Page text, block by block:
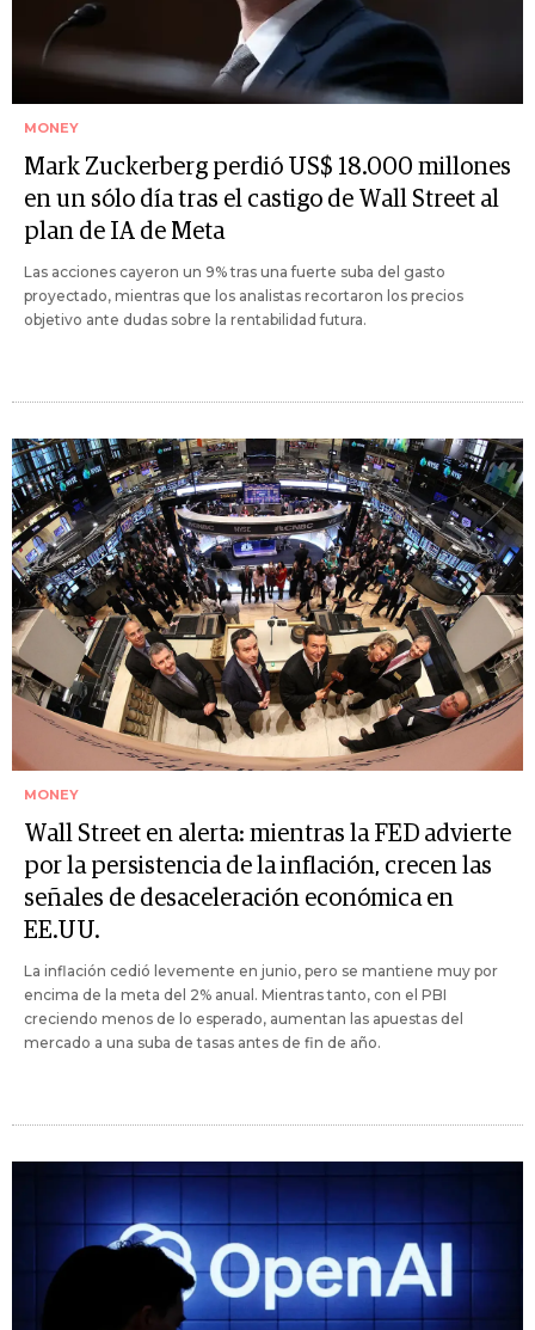
MONEY
Mark Zuckerberg perdió US$ 18.000 millones
en un sólo día tras el castigo de Wall Street al
plan de IA de Meta
Las acciones cayeron un 9% tras una fuerte suba del gasto
proyectado, mientras que los analistas recortaron los precios
objetivo ante dudas sobre la rentabilidad futura.
MONEY
Wall Street en alerta: mientras la FED advierte
por la persistencia de la inflación, crecen las
señales de desaceleración económica en
EE.UU.
La inflación cedió levemente en junio, pero se mantiene muy por
encima de la meta del 2% anual. Mientras tanto, con el PBI
creciendo menos de lo esperado, aumentan las apuestas del
mercado a una suba de tasas antes de fin de año.